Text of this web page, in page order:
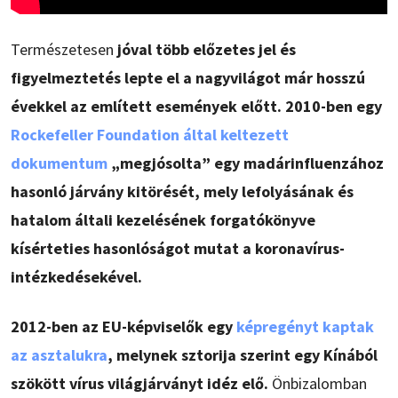
Természetesen jóval több előzetes jel és
figyelmeztetés lepte el a nagyvilágot már hosszú
évekkel az említett események előtt. 2010-ben egy
Rockefeller Foundation által keltezett
dokumentum „megjósolta” egy madárinfluenzához
hasonló járvány kitörését, mely lefolyásának és
hatalom általi kezelésének forgatókönyve
kísérteties hasonlóságot mutat a koronavírus-
intézkedésekével.
2012-ben az EU-képviselők egy képregényt kaptak
az asztalukra, melynek sztorija szerint egy Kínából
szökött vírus világjárványt idéz elő. Önbizalomban